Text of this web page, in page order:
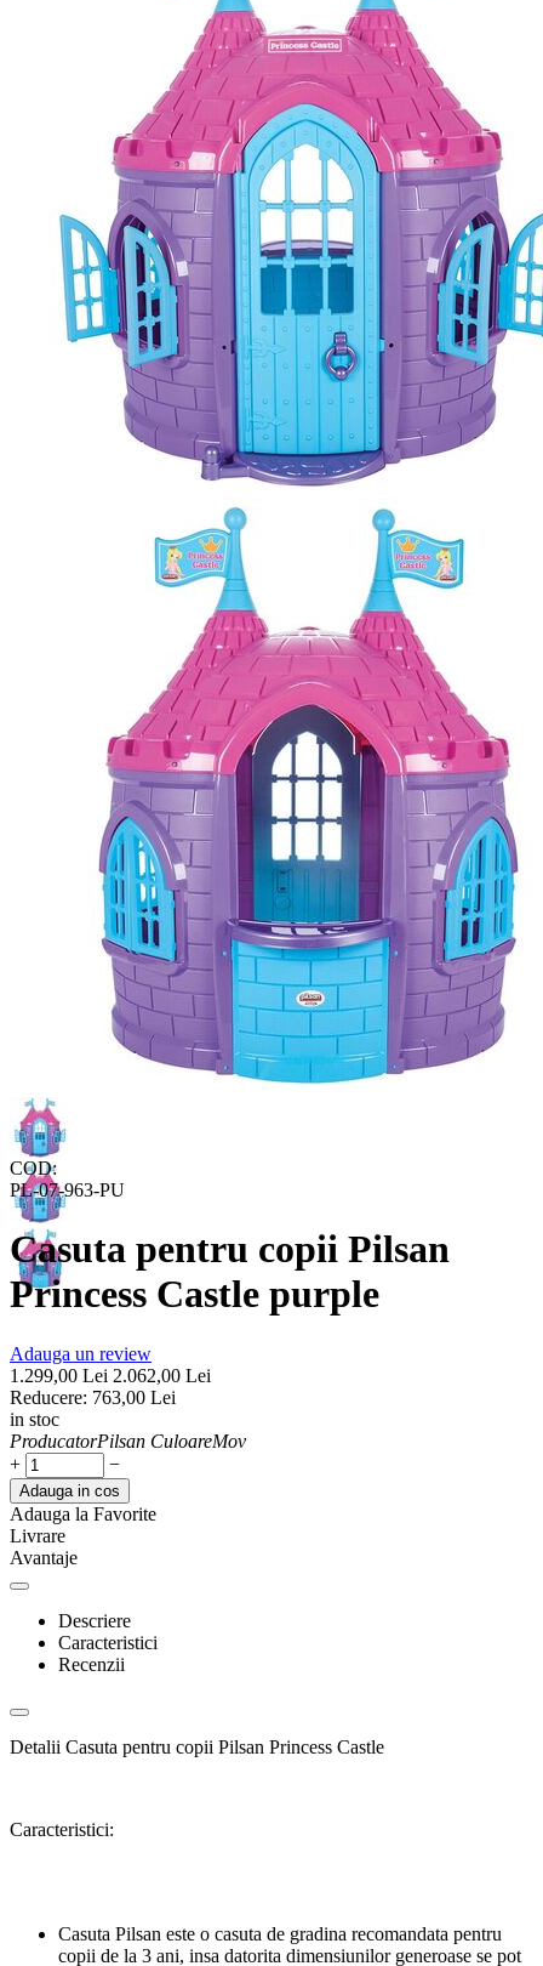
COD:
PL-07-963-PU
Casuta pentru copii Pilsan
Princess Castle purple
Adauga un review
1.299,00 Lei 2.062,00 Lei
Reducere: 763,00 Lei
in stoc
ProducatorPilsan CuloareMov
+
−
Adauga in cos
Adauga la Favorite
Livrare
Avantaje
Descriere
Caracteristici
Recenzii
Detalii Casuta pentru copii Pilsan Princess Castle
Caracteristici:
Casuta Pilsan este o casuta de gradina recomandata pentru
copii de la 3 ani, insa datorita dimensiunilor generoase se pot